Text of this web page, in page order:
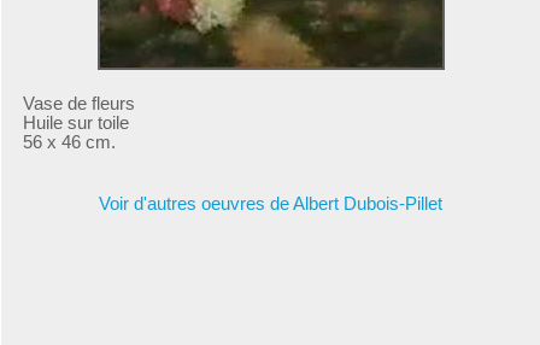
Vase de fleurs
Huile sur toile
56 x 46 cm.
Voir d'autres oeuvres de Albert Dubois-Pillet